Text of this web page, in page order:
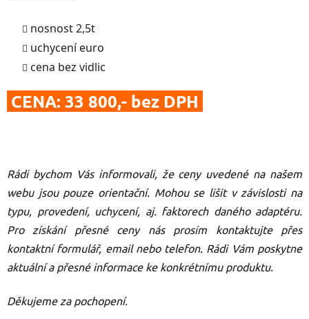
nosnost 2,5t
uchycení euro
cena bez vidlic
CENA: 33 800,- bez DPH
Rádi bychom Vás informovali, že ceny uvedené na našem
webu jsou pouze orientační. Mohou se lišit v závislosti na
typu, provedení, uchycení, aj. faktorech daného adaptéru.
Pro získání přesné ceny nás prosím kontaktujte přes
kontaktní formulář, email nebo telefon. Rádi Vám poskytne
aktuální a přesné informace ke konkrétnímu produktu.
Děkujeme za pochopení.